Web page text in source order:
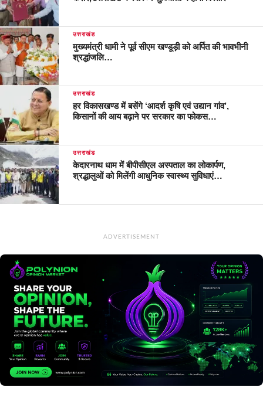
उत्तराखंड
मुख्यमंत्री धामी ने पूर्व सीएम खण्डूड़ी को अर्पित की भावभीनी
श्रद्धांजलि…
उत्तराखंड
हर विकासखण्ड में बसेंगे ‘आदर्श कृषि एवं उद्यान गांव’,
किसानों की आय बढ़ाने पर सरकार का फोकस…
उत्तराखंड
केदारनाथ धाम में बीपीसीएल अस्पताल का लोकार्पण,
श्रद्धालुओं को मिलेंगी आधुनिक स्वास्थ्य सुविधाएं…
ADVERTISEMENT